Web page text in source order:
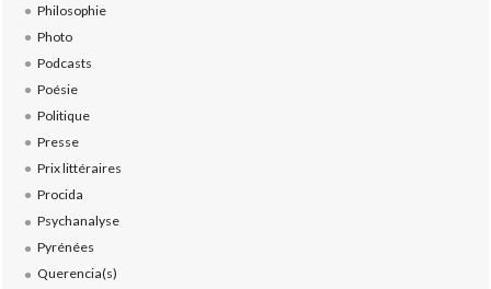
Philosophie
Photo
Podcasts
Poésie
Politique
Presse
Prix littéraires
Procida
Psychanalyse
Pyrénées
Querencia(s)